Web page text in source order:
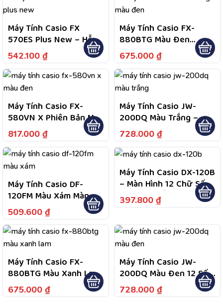
Máy Tính Casio FX
570ES Plus New – Hỗ
Trợ 417 Tính Năng Tính
Toán Phục Vụ Học Tập,
Bảo Hành 7 Năm, 1 Đổi 1
Theo Thông Tin Sản
Phẩm
542.100 ₫
Máy Tính Casio FX-
880BTG Màu Đen
Fullbox Bảo Hành 7
Năm
675.000 ₫
Máy Tính Casio FX-
580VN X Phiên Bản Màu
Đen
817.000 ₫
Máy Tính Casio JW-
200DQ Màu Trắng –
Màn Hình LCD 12 Chữ
Số, Phím Bấm Êm,
Nguồn Năng Lượng Mặt
Trời Kết Hợp Pin
728.000 ₫
Máy Tính Casio DF-
120FM Màu Xám Màn
Hình 12 Chữ Số Lớn, Dễ
Quan Sát Dữ Liệu Khi
Tính Toán, Bảo Hành 2
Năm Theo Chính Sách
Sản Phẩm
509.600 ₫
Máy Tính Casio DX-120B
– Màn Hình 12 Chữ Số
Cực Lớn, Dễ Quan Sát
Dữ Liệu, Nguồn Kép
Và Pin, Tiện Dùng Lâu
Dài
397.800 ₫
Máy Tính Casio FX-
880BTG Màu Xanh Lam
Fullbox Bảo Hành 7
Năm
675.000 ₫
Máy Tính Casio JW-
200DQ Màu Đen 12 Số,
Bảo Hành 7 Năm
728.000 ₫